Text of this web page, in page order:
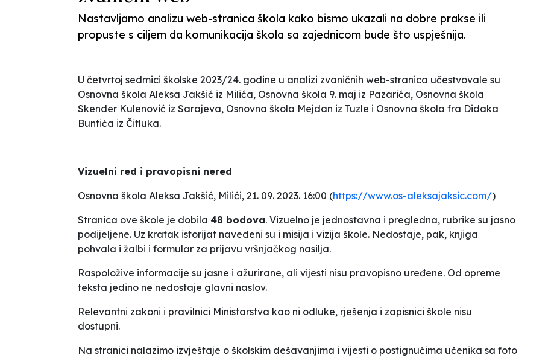
Nastavljamo analizu web-stranica škola kako bismo ukazali na dobre prakse ili
propuste s ciljem da komunikacija škola sa zajednicom bude što uspješnija.
U četvrtoj sedmici školske 2023/24. godine u analizi zvaničnih web-stranica učestvovale su
Osnovna škola Aleksa Jakšić iz Milića, Osnovna škola 9. maj iz Pazarića, Osnovna škola
Skender Kulenović iz Sarajeva, Osnovna škola Mejdan iz Tuzle i Osnovna škola fra Didaka
Buntića iz Čitluka.
Vizuelni red i pravopisni nered
Osnovna škola Aleksa Jakšić, Milići, 21. 09. 2023. 16:00 (https://www.os-aleksajaksic.com/)
Stranica ove škole je dobila 48 bodova. Vizuelno je jednostavna i pregledna, rubrike su jasno
podijeljene. Uz kratak istorijat navedeni su i misija i vizija škole. Nedostaje, pak, knjiga
pohvala i žalbi i formular za prijavu vršnjačkog nasilja.
Raspoložive informacije su jasne i ažurirane, ali vijesti nisu pravopisno uređene. Od opreme
teksta jedino ne nedostaje glavni naslov.
Relevantni zakoni i pravilnici Ministarstva kao ni odluke, rješenja i zapisnici škole nisu
dostupni.
Na stranici nalazimo izvještaje o školskim dešavanjima i vijesti o postignućima učenika sa foto